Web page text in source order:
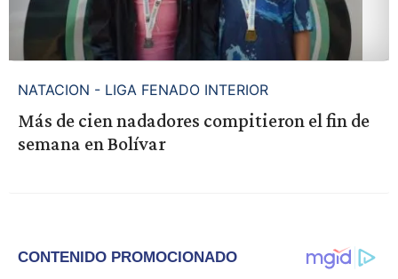
NATACION - LIGA FENADO INTERIOR
Más de cien nadadores compitieron el fin de
semana en Bolívar